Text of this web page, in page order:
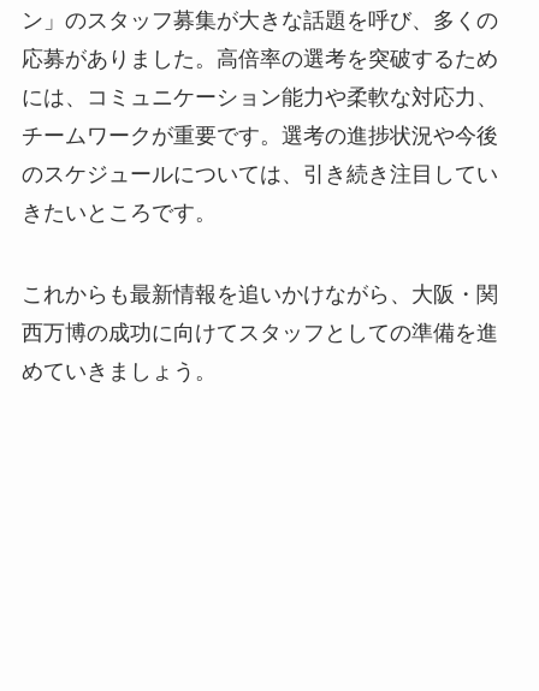
ン」のスタッフ募集が大きな話題を呼び、多くの
応募がありました。高倍率の選考を突破するため
には、コミュニケーション能力や柔軟な対応力、
チームワークが重要です。選考の進捗状況や今後
のスケジュールについては、引き続き注目してい
きたいところです。
これからも最新情報を追いかけながら、大阪・関
西万博の成功に向けてスタッフとしての準備を進
めていきましょう。